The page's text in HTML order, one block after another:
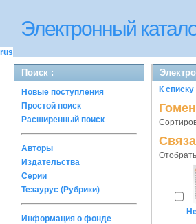
Электронный
rus
Поиск :
Новые поступления
Простой поиск
Расширенный поиск
Авторы
Издательства
Серии
Тезаурус (Рубрики)
Информация о фонде
К